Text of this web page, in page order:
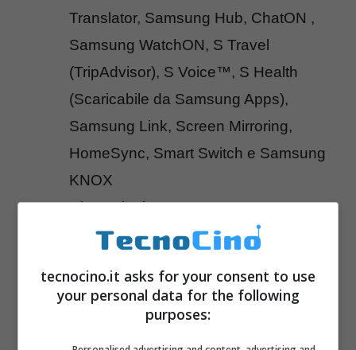
Translator, Samsung Hub, ChatON ,
Samsung WatchON, S Travel
(TripAdvisor), S Voice™, S Health
(Scaricabile da Samsung Apps),
Samsung Link, Screen Mirroring,
HomeSync, Smart Switch e Samsung
KNOX
Dimensioni 124.6 x 61.3 x 8.94mm,
peso di 107g
tecnocino.it asks for your consent to use
your personal data for the following
purposes: